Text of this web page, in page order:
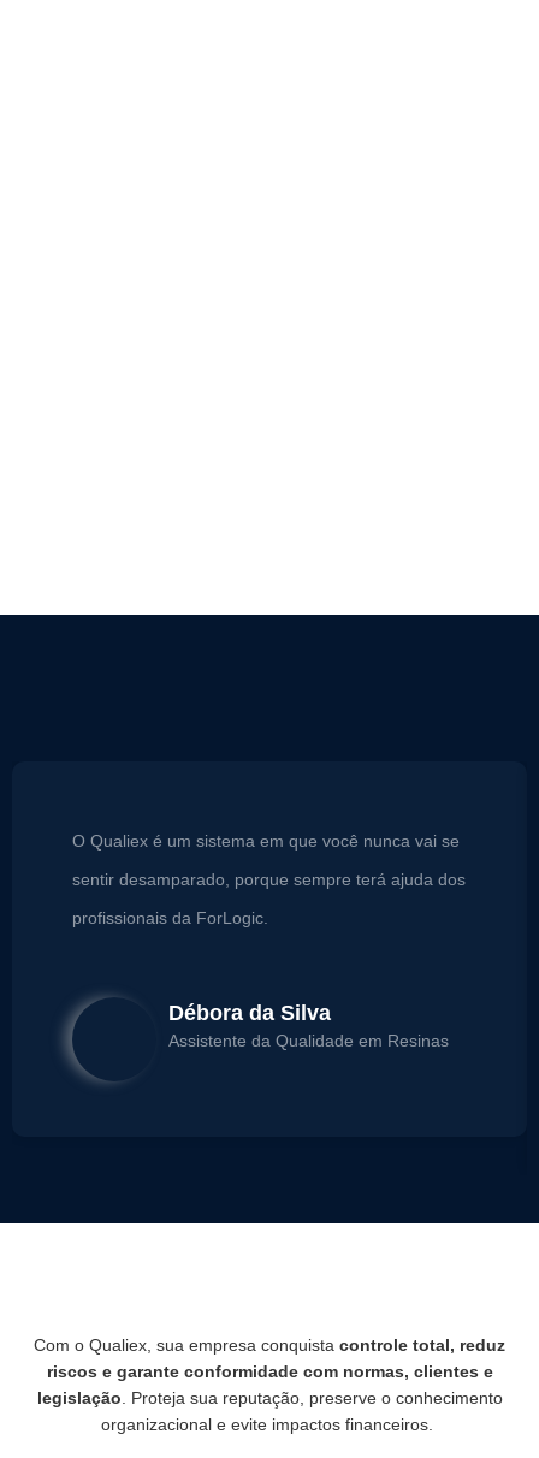
O Qualiex é um sistema em que você nunca vai se
sentir desamparado, porque sempre terá ajuda dos
profissionais da ForLogic.
Débora da Silva
Assistente da Qualidade em Resinas
Com o Qualiex, sua empresa conquista controle total, reduz
riscos e garante conformidade com normas, clientes e
legislação . Proteja sua reputação, preserve o conhecimento
organizacional e evite impactos financeiros.